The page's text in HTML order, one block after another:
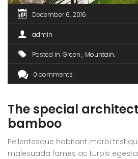
December 6, 2016
admin
Posted in Green Mountain
0 comments
The special
bamboo
Pellentesque habitant morbi
malesuada fames ac turpis